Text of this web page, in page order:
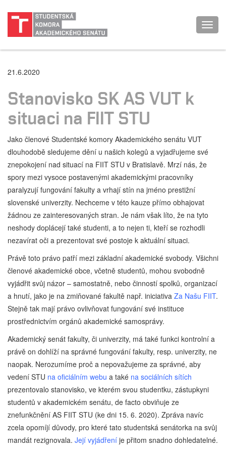
21.6.2020
Stanovisko SK AS VUT k
situaci na FIIT STU
Jako členové Studentské komory Akademického senátu VUT
dlouhodobě sledujeme dění u našich kolegů a vyjadřujeme své
znepokojení nad situací na FIIT STU v Bratislavě. Mrzí nás, že
spory mezi vysoce postavenými akademickými pracovníky
paralyzují fungování fakulty a vrhají stín na jméno prestižní
slovenské univerzity. Nechceme v této kauze přímo obhajovat
žádnou ze zainteresovaných stran. Je nám však líto, že na tyto
neshody doplácejí také studenti, a to nejen ti, kteří se rozhodli
nezavírat oči a prezentovat své postoje k aktuální situaci.
Právě toto právo patří mezi základní akademické svobody. Všichni
členové akademické obce, včetně studentů, mohou svobodně
vyjádřit svůj názor – samostatně, nebo činností spolků, organizací
a hnutí, jako je na zmiňované fakultě např. iniciativa Za Našu FIIT.
Stejně tak mají právo ovlivňovat fungování své instituce
prostřednictvím orgánů akademické samosprávy.
Akademický senát fakulty, či univerzity, má také funkci kontrolní a
právě on dohlíží na správné fungování fakulty, resp. univerzity, ne
naopak. Nerozumíme proč a nepovažujeme za správné, aby
vedení STU na oficiálním webu a také na sociálních sítích
prezentovalo stanovisko, ve kterém svou studentku, zástupkyni
studentů v akademickém senátu, de facto obviňuje ze
znefunkčnění AS FIIT STU (ke dni 15. 6. 2020). Zpráva navíc
zcela opomíjí důvody, pro které tato studentská senátorka na svůj
mandát rezignovala. Její vyjádření je přitom snadno dohledatelné.